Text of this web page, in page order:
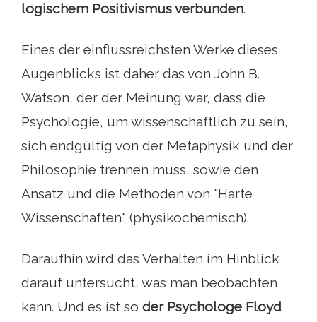
logischem Positivismus verbunden.
Eines der einflussreichsten Werke dieses
Augenblicks ist daher das von John B.
Watson, der der Meinung war, dass die
Psychologie, um wissenschaftlich zu sein,
sich endgültig von der Metaphysik und der
Philosophie trennen muss, sowie den
Ansatz und die Methoden von "Harte
Wissenschaften" (physikochemisch).
Daraufhin wird das Verhalten im Hinblick
darauf untersucht, was man beobachten
kann. Und es ist so der Psychologe Floyd